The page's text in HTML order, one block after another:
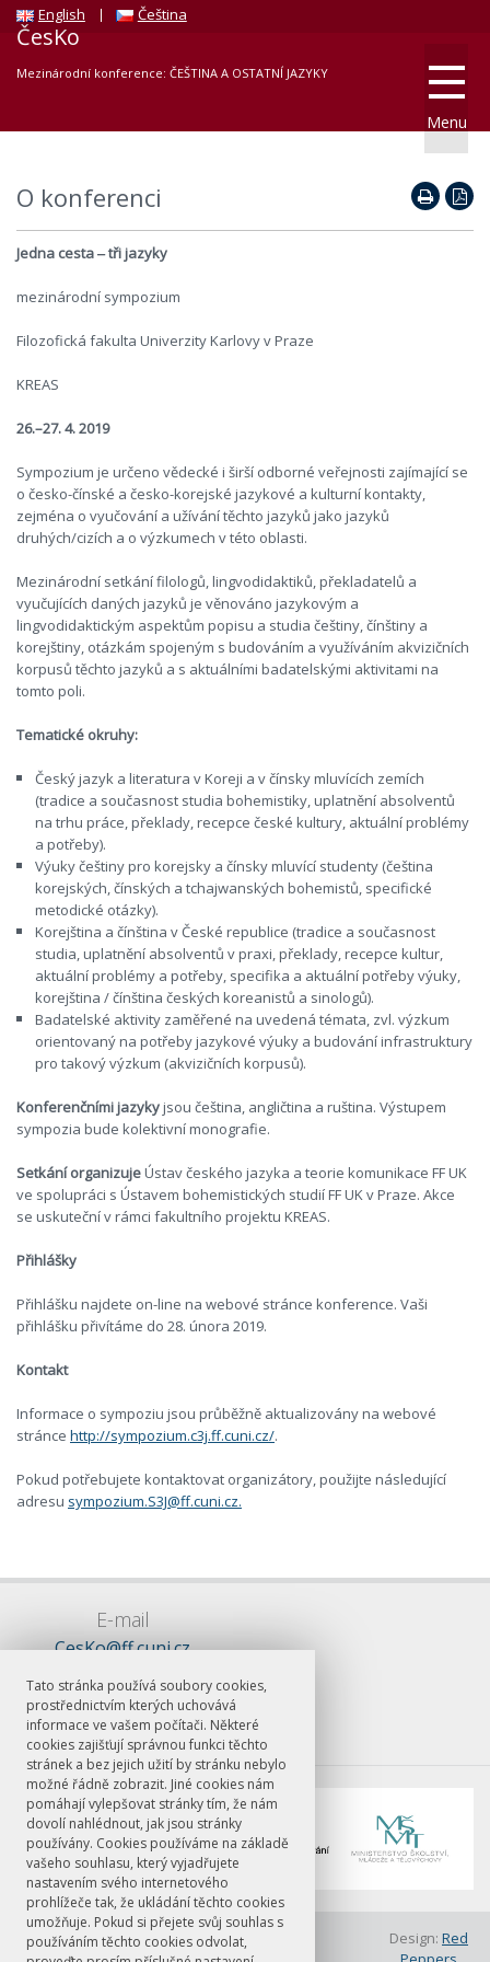
Tato stránka používá soubory cookies,
prostřednictvím kterých uchovává
informace ve vašem počítači. Některé
cookies zajišťují správnou funkci těchto
stránek a bez jejich užití by stránku nebylo
možné řádně zobrazit. Jiné cookies nám
pomáhají vylepšovat stránky tím, že nám
dovolí nahlédnout, jak jsou stránky
používány. Cookies používáme na základě
vašeho souhlasu, který vyjadřujete
nastavením svého internetového
prohlížeče tak, že ukládání těchto cookies
umožňuje. Pokud si přejete svůj souhlas s
používáním těchto cookies odvolat,
ČesKo
Mezinárodní konference: ČEŠTINA A OSTATNÍ JAZYKY
O konferenci
Jedna cesta ‒ tři jazyky
mezinárodní sympozium
Filozofická fakulta Univerzity Karlovy v Praze
KREAS
26.–27. 4. 2019
Sympozium je určeno vědecké i širší odborné veřejnosti zajímající se
o česko-čínské a česko-korejské jazykové a kulturní kontakty,
zejména o vyučování a užívání těchto jazyků jako jazyků
druhých/cizích a o výzkumech v této oblasti.
Mezinárodní setkání filologů, lingvodidaktiků, překladatelů a
vyučujících daných jazyků je věnováno jazykovým a
lingvodidaktickým aspektům popisu a studia češtiny, čínštiny a
korejštiny, otázkám spojeným s budováním a využíváním akvizičních
korpusů těchto jazyků a s aktuálními badatelskými aktivitami na
tomto poli.
Tematické okruhy:
Český jazyk a literatura v Koreji a v čínsky mluvících zemích
(tradice a současnost studia bohemistiky, uplatnění absolventů
na trhu práce, překlady, recepce české kultury, aktuální problémy
a potřeby).
Výuky češtiny pro korejsky a čínsky mluvící studenty (čeština
korejských, čínských a tchajwanských bohemistů, specifické
metodické otázky).
Korejština a čínština v České republice (tradice a současnost
studia, uplatnění absolventů v praxi, překlady, recepce kultur,
aktuální problémy a potřeby, specifika a aktuální potřeby výuky,
korejština / čínština českých koreanistů a sinologů).
Badatelské aktivity zaměřené na uvedená témata, zvl. výzkum
orientovaný na potřeby jazykové výuky a budování infrastruktury
pro takový výzkum (akvizičních korpusů).
Konferenčními jazykyjsou čeština, angličtina a ruština. Výstupem
sympozia bude kolektivní monografie.
Setkání organizujeÚstav českého jazyka a teorie komunikace FF UK
ve spolupráci s Ústavem bohemistických studií FF UK v Praze. Akce
se uskuteční v rámci fakultního projektu KREAS.
Přihlášky
Přihlášku najdete on-line na webové stránce konference. Vaši
přihlášku přivítáme do 28. února 2019.
Kontakt
Informace o sympoziu jsou průběžně aktualizovány na webové
stránce http://sympozium.c3j.ff.cuni.cz/.
Pokud potřebujete kontaktovat organizátory, použijte následující
adresu sympozium.S3J@ff.cuni.cz.
Menu
English Čeština
E-mail
CesKo@ff.cuni.cz
© FF UK 2026
Design: Red